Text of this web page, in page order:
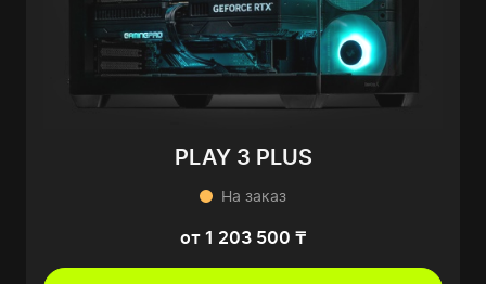
PLAY 3 PLUS
На заказ
от 1 203 500 ₸